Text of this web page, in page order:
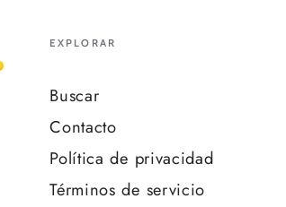
EXPLORAR
Buscar
Contacto
Política de privacidad
Términos de servicio